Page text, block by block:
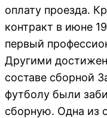
оплату проезда.
контракт в июне
первый
Другими
составе сборной
футболу были
сборную. Одна из